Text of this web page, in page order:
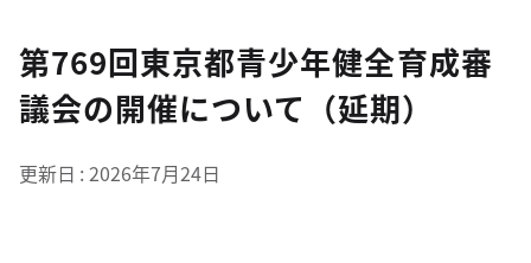
第769回東京都青少年健全育成審
議会の開催について（延期）
更新日 2026年7月24日